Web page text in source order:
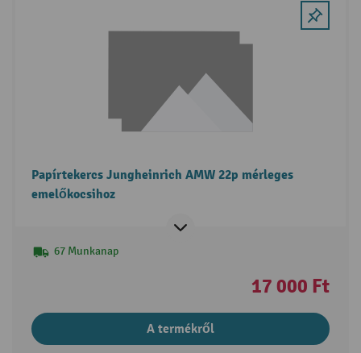
Papírtekercs Jungheinrich AMW 22p mérleges
emelőkocsihoz
67 Munkanap
17 000 Ft
A termékről